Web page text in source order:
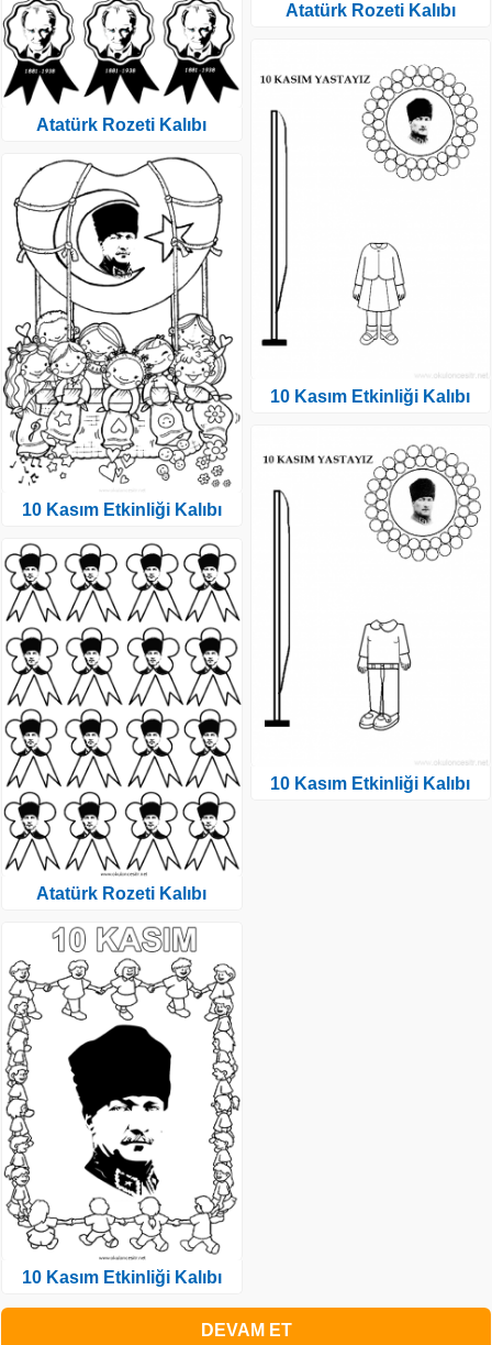
Atatürk Rozeti Kalıbı
10 Kasım Etkinliği Kalıbı
Atatürk Rozeti Kalıbı
10 Kasım Etkinliği Kalıbı
Atatürk Rozeti Kalıbı
10 Kasım Etkinliği Kalıbı
10 Kasım Etkinliği Kalıbı
DEVAM ET